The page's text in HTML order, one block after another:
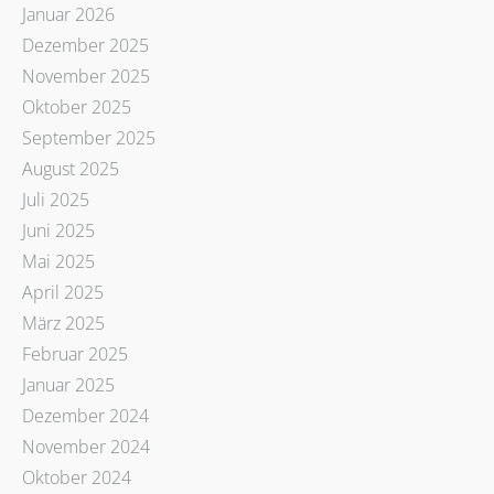
Januar 2026
Dezember 2025
November 2025
Oktober 2025
September 2025
August 2025
Juli 2025
Juni 2025
Mai 2025
April 2025
März 2025
Februar 2025
Januar 2025
Dezember 2024
November 2024
Oktober 2024